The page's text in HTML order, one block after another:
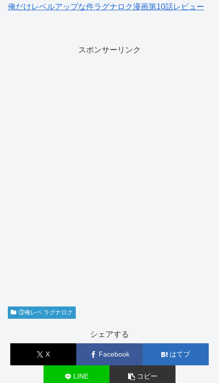
俺だけレベルアップな件ラグナロク漫画第10話レビュー
スポンサーリンク
③俺レベ ラグナロク
シェアする
X Facebook はてブ
LINE コピー